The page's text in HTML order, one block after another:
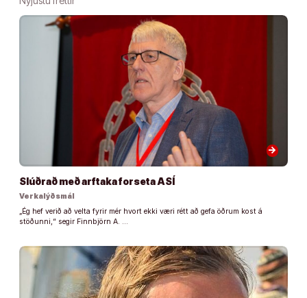
arrow_forward
Slúðrað með arftaka forseta ASÍ
Verkalýðsmál
„Ég hef verið að velta fyrir mér hvort ekki væri rétt að gefa öðrum kost á
stöðunni,“ segir Finnbjörn A. …